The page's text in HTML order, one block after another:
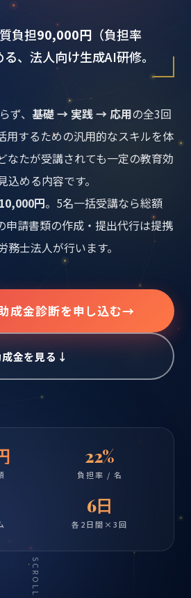
負担90,000円（負担率
、法人向け生成AI研修。
ず、 基礎 → 実践 → 応用の全3回
用するための汎用的なスキルを体
なたが受講されても一定の教育効
込める内容です。
円。5名一括受講なら総額
申請書類の作成・提出代行は提携
務士法人が行います。
成金診断を申し込む→
金を見る ↓
22%
負担率 / 名
6日
各2日間×3回
SCROLL